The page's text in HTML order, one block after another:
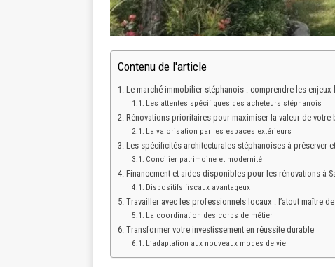
Contenu de l'article
Le marché immobilier stéphanois : comprendre les enjeux
Les attentes spécifiques des acheteurs stéphanois
Rénovations prioritaires pour maximiser la valeur de votre
La valorisation par les espaces extérieurs
Les spécificités architecturales stéphanoises à préserver
Concilier patrimoine et modernité
Financement et aides disponibles pour les rénovations à
Dispositifs fiscaux avantageux
Travailler avec les professionnels locaux : l’atout maître
La coordination des corps de métier
Transformer votre investissement en réussite durable
L’adaptation aux nouveaux modes de vie